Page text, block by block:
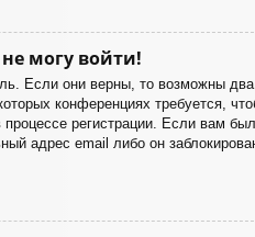
могу войти!
Если они верны, то возможны
конференциях требуется,
регистрации. Если вам
адрес email либо он